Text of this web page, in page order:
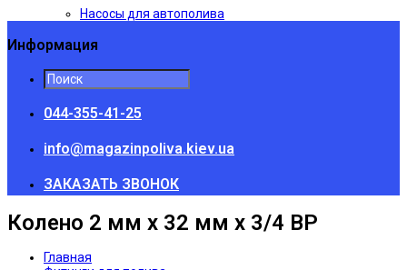
Насосы для автополива
Информация
044-355-41-25
info@magazinpoliva.kiev.ua
ЗАКАЗАТЬ ЗВОНОК
Колено 2 мм х 32 мм х 3/4 ВР
Главная